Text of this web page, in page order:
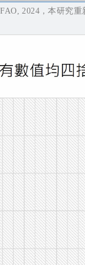
2024，本研究重